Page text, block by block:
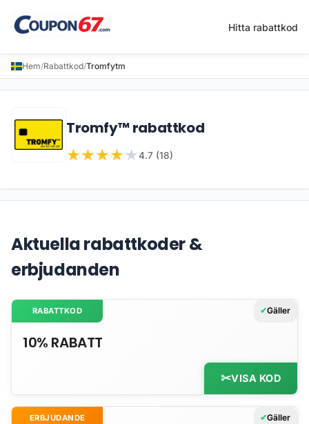
Hitta rabattkod
Hem/Rabattkod/Tromfytm
Tromfy™ rabattkod
★★★★ ★4.7 (18)
Aktuella rabattkoder &
erbjudanden
RABATTKOD Gäller
10% RABATT
VISA KOD
ERBJUDANDE Gäller